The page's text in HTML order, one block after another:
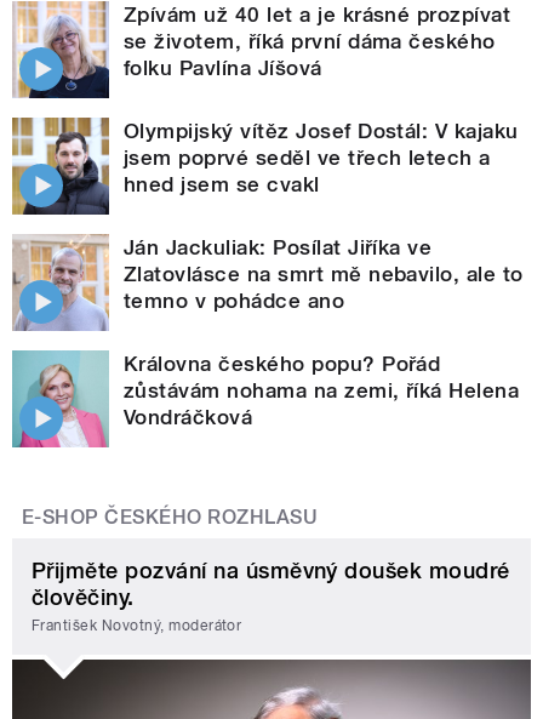
Zpívám už 40 let a je krásné prozpívat
se životem, říká první dáma českého
folku Pavlína Jíšová
Olympijský vítěz Josef Dostál: V kajaku
jsem poprvé seděl ve třech letech a
hned jsem se cvakl
Ján Jackuliak: Posílat Jiříka ve
Zlatovlásce na smrt mě nebavilo, ale to
temno v pohádce ano
Královna českého popu? Pořád
zůstávám nohama na zemi, říká Helena
Vondráčková
E-SHOP ČESKÉHO ROZHLASU
Přijměte pozvání na úsměvný doušek moudré
člověčiny.
František Novotný, moderátor